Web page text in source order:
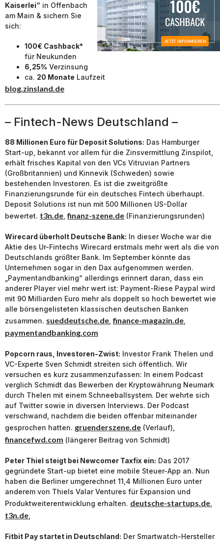
Kaiserlei“ in Offenbach
am Main & sichern Sie
sich:
100€ Cashback*
für Neukunden
6,25% Verzinsung
ca. 20 Monate Laufzeit
blog.zinsland.de
– Fintech-News Deutschland –
88 Millionen Euro für Deposit Solutions: Das Hamburger
Start-up, bekannt vor allem für die Zinsvermittlung Zinspilot,
erhält frisches Kapital von den VCs Vitruvian Partners
(Großbritannien) und Kinnevik (Schweden) sowie
bestehenden Investoren. Es ist die zweitgrößte
Finanzierungsrunde für ein deutsches Fintech überhaupt.
Deposit Solutions ist nun mit 500 Millionen US-Dollar
bewertet. t3n.de,finanz-szene.de (Finanzierungsrunden)
Wirecard überholt Deutsche Bank: In dieser Woche war die
Aktie des Ur-Fintechs Wirecard erstmals mehr wert als die von
Deutschlands größter Bank. Im September könnte das
Unternehmen sogar in den Dax aufgenommen werden.
„Paymentandbanking“ allerdings erinnert daran, dass ein
anderer Player viel mehr wert ist: Payment-Riese Paypal wird
mit 90 Milliarden Euro mehr als doppelt so hoch bewertet wie
alle börsengelisteten klassischen deutschen Banken
zusammen. sueddeutsche.de,finance-magazin.de,
paymentandbanking.com
Popcorn raus, Investoren-Zwist: Investor Frank Thelen und
VC-Experte Sven Schmidt streiten sich öffentlich. Wir
versuchen es kurz zusammenzufassen: In einem Podcast
verglich Schmidt das Bewerben der Kryptowährung Neumark
durch Thelen mit einem Schneeballsystem. Der wehrte sich
auf Twitter sowie in diversen Interviews. Der Podcast
verschwand, nachdem die beiden offenbar miteinander
gesprochen hatten. gruenderszene.de (Verlauf),
financefwd.com (längerer Beitrag von Schmidt)
Peter Thiel steigt bei Newcomer Taxfix ein: Das 2017
gegründete Start-up bietet eine mobile Steuer-App an. Nun
haben die Berliner umgerechnet 11,4 Millionen Euro unter
anderem von Thiels Valar Ventures für Expansion und
Produktweiterentwicklung erhalten. deutsche-startups.de,
t3n.de,
Fitbit Pay startet in Deutschland: Der Smartwatch-Hersteller